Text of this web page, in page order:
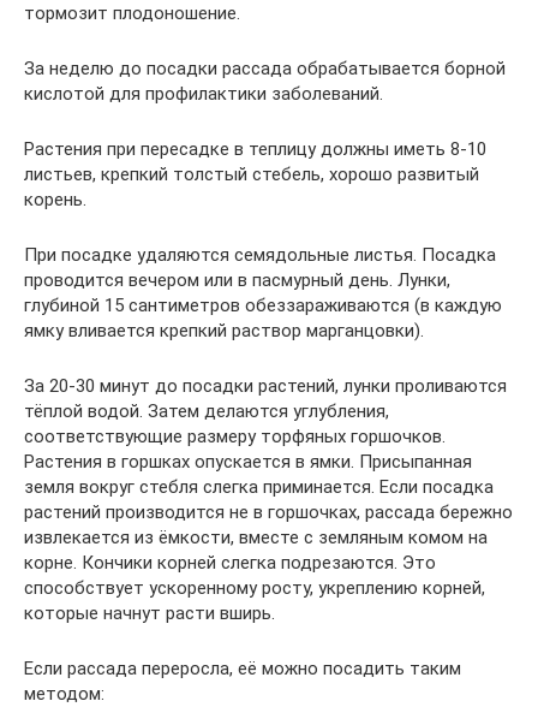
тормозит плодоношение.
За неделю до посадки рассада обрабатывается борной
кислотой для профилактики заболеваний.
Растения при пересадке в теплицу должны иметь 8-10
листьев, крепкий толстый стебель, хорошо развитый
корень.
При посадке удаляются семядольные листья. Посадка
проводится вечером или в пасмурный день. Лунки,
глубиной 15 сантиметров обеззараживаются (в каждую
ямку вливается крепкий раствор марганцовки).
За 20-30 минут до посадки растений, лунки проливаются
тёплой водой. Затем делаются углубления,
соответствующие размеру торфяных горшочков.
Растения в горшках опускается в ямки. Присыпанная
земля вокруг стебля слегка приминается. Если посадка
растений производится не в горшочках, рассада бережно
извлекается из ёмкости, вместе с земляным комом на
корне. Кончики корней слегка подрезаются. Это
способствует ускоренному росту, укреплению корней,
которые начнут расти вширь.
Если рассада переросла, её можно посадить таким
методом: